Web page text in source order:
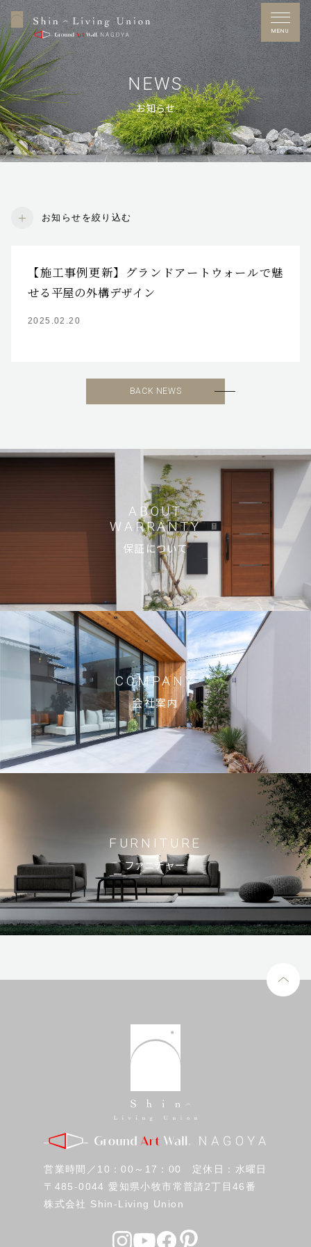
MENU
お問い合わせ
Free Dial0120-53-7272
ホーム
ご依頼の流れ
保証について
ガーデンファニチャー
会社概要
サステナビリティ
ブログ
お知らせ
© 2023 Shin-Living Union CO., LTD. All Rights Reserved.
This site is protected by reCAPTCHA and
the GooglePrivacy PolicyandTerms of Serviceapply.
NEWS
お知らせ
【施工事例更新】グランドアートウォールで魅
せる平屋の外構デザイン
2025.02.20
BACK NEWS
お知らせを絞り込む
ABOUT
WARRANTY
保証について
COMPANY
会社案内
FURNITURE
ファニチャー
営業時間／10：00～17：00 定休日：水曜日
〒485-0044 愛知県小牧市常普請2丁目46番
株式会社 Shin-Living Union